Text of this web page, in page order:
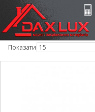
Показати